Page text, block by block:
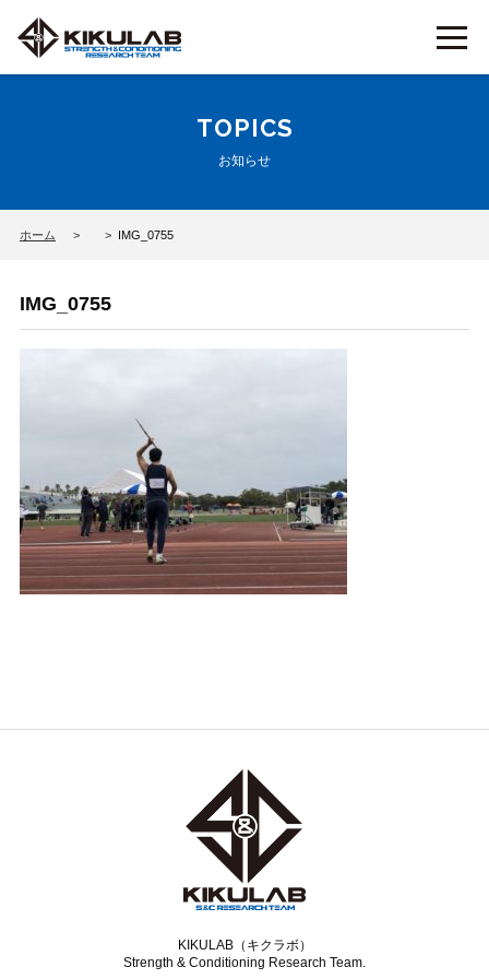
TOPICS
お知らせ
ホーム IMG_0755
IMG_0755
KIKULAB（キクラボ）
Strength & Conditioning Research Team.